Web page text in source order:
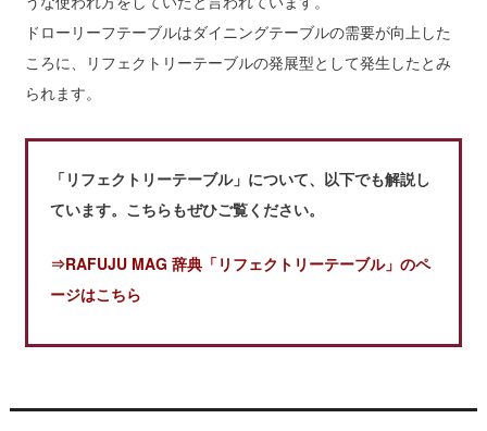
ドローリーフテーブルはダイニングテーブルの需要が向上した
ころに、リフェクトリーテーブルの発展型として発生したとみ
られます。
「リフェクトリーテーブル」について、以下でも解説し
ています。こちらもぜひご覧ください。
⇒RAFUJU MAG 辞典「リフェクトリーテーブル」のペ
ージはこちら